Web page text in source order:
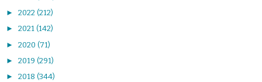
► 2022 (212)
► 2021 (142)
► 2020 (71)
► 2019 (291)
► 2018 (344)